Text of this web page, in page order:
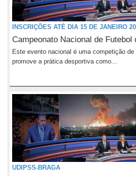
INSCRIÇÕES ATÉ DIA 15 DE JANEIRO
Campeonato Nacional de Futebol
Este evento nacional é uma competição
promove a prática desportiva como...
UDIPSS-BRAGA